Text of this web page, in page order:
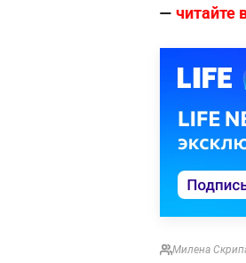
— читайте
Милена